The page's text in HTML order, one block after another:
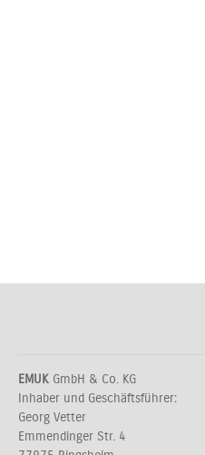
EMUK GmbH & Co. KG
Inhaber und Geschäftsführer:
Georg Vetter
Emmendinger Str. 4